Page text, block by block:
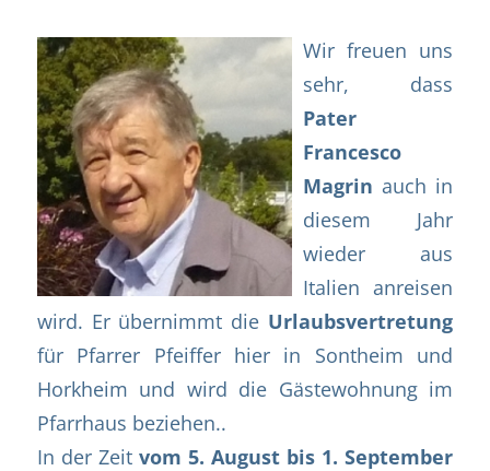
Wir freuen uns
sehr, dass
Pater
Francesco
Magrin auch in
diesem Jahr
wieder aus
Italien anreisen
wird. Er übernimmt die Urlaubsvertretung
für Pfarrer Pfeiffer hier in Sontheim und
Horkheim und wird die Gästewohnung im
Pfarrhaus beziehen..
In der Zeit vom 5. August bis 1. September